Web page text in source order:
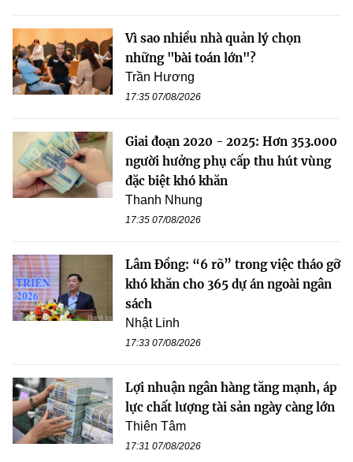
Vì sao nhiều nhà quản lý chọn
những "bài toán lớn"?
Trần Hương
17:35 07/08/2026
Giai đoạn 2020 - 2025: Hơn 353.000
người hưởng phụ cấp thu hút vùng
đặc biệt khó khăn
Thanh Nhung
17:35 07/08/2026
Lâm Đồng: “6 rõ” trong việc tháo gỡ
khó khăn cho 365 dự án ngoài ngân
sách
Nhật Linh
17:33 07/08/2026
Lợi nhuận ngân hàng tăng mạnh, áp
lực chất lượng tài sản ngày càng lớn
Thiên Tâm
17:31 07/08/2026